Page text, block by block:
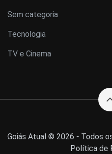
Sem categoria
Tecnologia
TV e Cinema
Goiás Atual © 2026 - Todos
Política de